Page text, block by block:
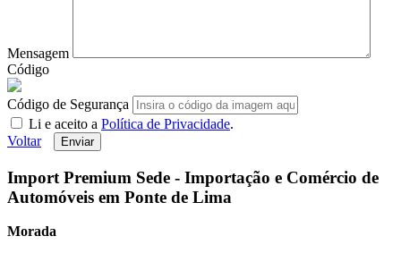
Mensagem
Código
Código de Segurança
Li e aceito a Política de Privacidade.
Voltar
Enviar
Import Premium Sede - Importação e Comércio de
Automóveis em Ponte de Lima
Morada